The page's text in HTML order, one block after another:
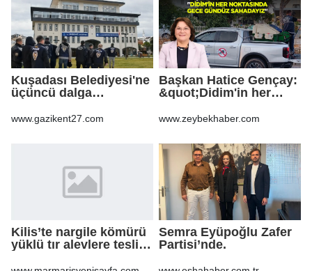
Kuşadası Belediyesi'ne
üçüncü dalga
www.gazikent27.com
Başkan Hatice Gençay:
&quot;Didim'in her
gündüz
www.zeybekhaber.com
Kilis’te nargile kömürü
yüklü tır alevlere teslim
Semra Eyüpoğlu Zafer
Partisi’nde.